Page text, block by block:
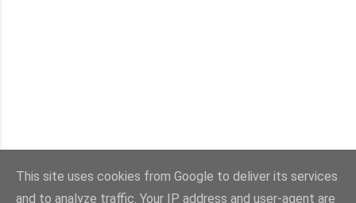
This site uses cookies from Google to deliver its services
and to analyze traffic. Your IP address and user-agent are